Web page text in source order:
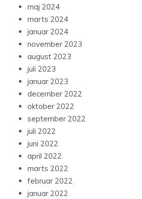
maj 2024
marts 2024
januar 2024
november 2023
august 2023
juli 2023
januar 2023
december 2022
oktober 2022
september 2022
juli 2022
juni 2022
april 2022
marts 2022
februar 2022
januar 2022